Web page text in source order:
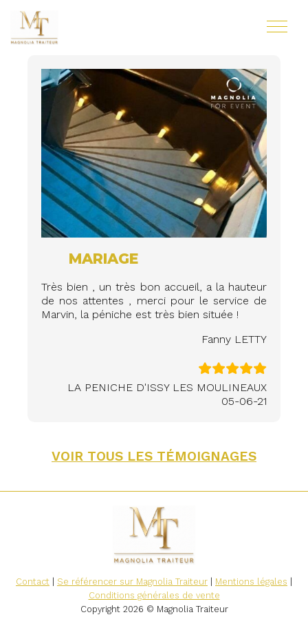
MARIAGE
Très bien , un très bon accueil, a la hauteur
de nos attentes , merci pour le service de
Marvin, la péniche est très bien située !
Fanny LETTY
LA PENICHE D'ISSY LES MOULINEAUX
05-06-21
VOIR TOUS LES TÉMOIGNAGES
Contact Se référencer sur Magnolia Traiteur Mentions légales
Conditions générales de vente
Copyright 2026 © Magnolia Traiteur